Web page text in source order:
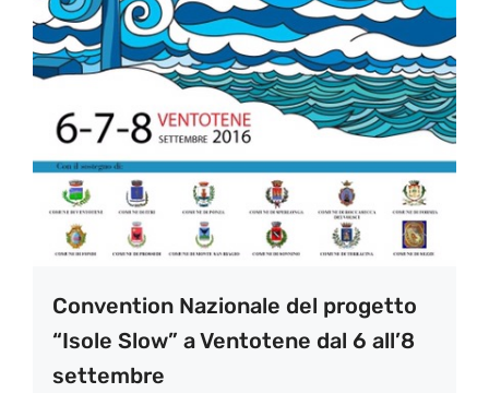
Convention Nazionale del progetto
“Isole Slow” a Ventotene dal 6 all’8
settembre